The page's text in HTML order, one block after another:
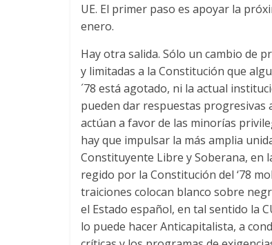
UE. El primer paso es apoyar la
enero.
Hay otra salida. Sólo un cambio de
y limitadas a la Constitución que
´78 está agotado, ni la actual
pueden dar respuestas progresivas
actúan a favor de las minorías
hay que impulsar la más amplia
Constituyente Libre y Soberana, en
regido por la Constitución del ‘78
traiciones colocan blanco sobre
el Estado español, en tal sentido la
lo puede hacer Anticapitalista, a